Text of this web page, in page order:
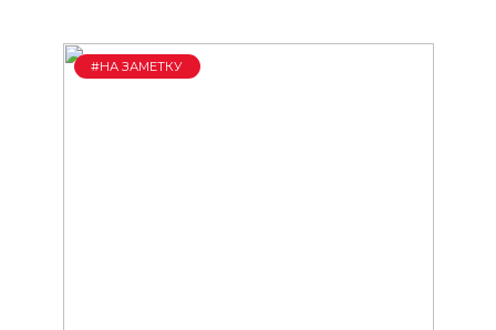
#НА ЗАМЕТКУ